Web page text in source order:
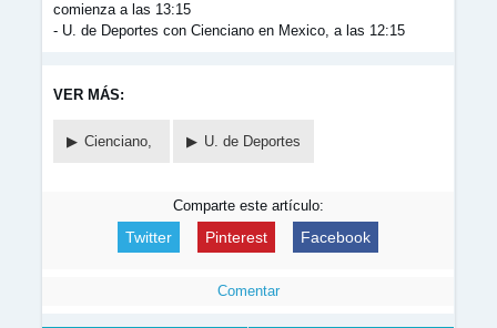
comienza a las 13:15
- U. de Deportes con Cienciano en Mexico, a las 12:15
VER MÁS:
Cienciano, U. de Deportes
Comparte este artículo:
Twitter Pinterest Facebook
Comentar